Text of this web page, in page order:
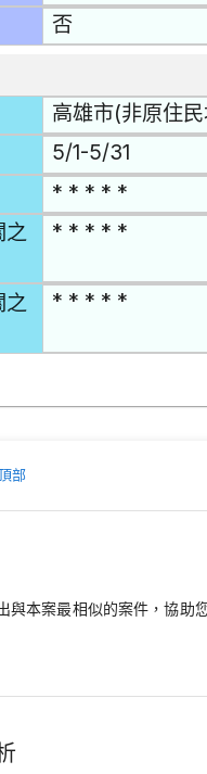
否
高雄市(非原住
5/1-5/31
* * * * *
之
* * * * *
之
* * * * *
部
與本案最相似的案件，協助